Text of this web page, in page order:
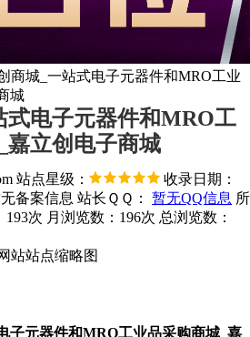
商城_一站式电子元器件和MRO工业
城
式电子元器件和MRO工
嘉立创电子商城
站点星级：
收录日期：
备案信息 站长ＱＱ： 暂无QQ信息 所
193次 月浏览数：196次 总浏览数：
子元器件和MRO工业品采购商城_嘉